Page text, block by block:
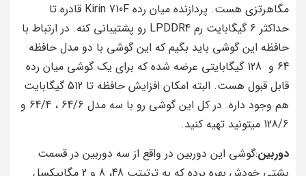
مگاهرتزی هست. پردازنده میان رده Kirin 710F قادره تا
حداکثر 6 گیگابایت رم LPDDR4 رو پشتیبانی کنه. در ارتباط با
حافظه این گوشی باید بگیم که این گوشی با دو مدل حافظه
64 و 128 گیگابایتی عرضه شده که برای یک گوشی میان رده
قابل قبول هست. البته امکان افزایش حافظه تا 512 گیگابایت
هم وجود داره. در کل این گوشی رو با سه مدل 64/6 ، 64/4 و
128/6 میتونید تهیه کنید.
دوربین:گوشی این دوربین در واقع از سه دوربین در قسمت